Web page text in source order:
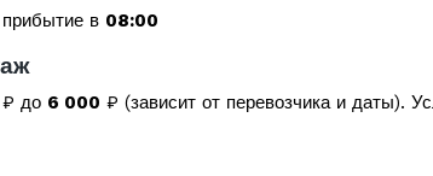
в 08:00
₽ до 6 000 ₽ (зависит от перевозчика и даты).